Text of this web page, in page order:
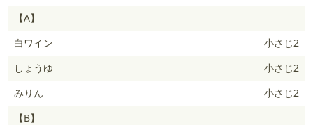
【A】
白ワイン
小さじ2
しょうゆ
小さじ2
みりん
小さじ2
【B】